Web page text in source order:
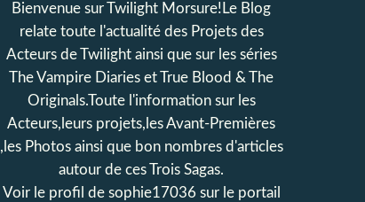
Bienvenue sur Twilight Morsure!Le Blog
relate toute l'actualité des Projets des
Acteurs de Twilight ainsi que sur les séries
The Vampire Diaries et True Blood & The
Originals.Toute l'information sur les
Acteurs,leurs projets,les Avant-Premières
,les Photos ainsi que bon nombres d'articles
autour de ces Trois Sagas.
Voir le profil de sophie17036 sur le portail